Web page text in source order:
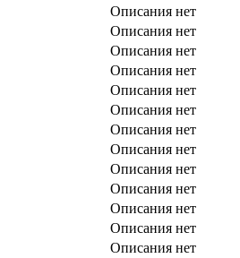
Описания нет
Описания нет
Описания нет
Описания нет
Описания нет
Описания нет
Описания нет
Описания нет
Описания нет
Описания нет
Описания нет
Описания нет
Описания нет